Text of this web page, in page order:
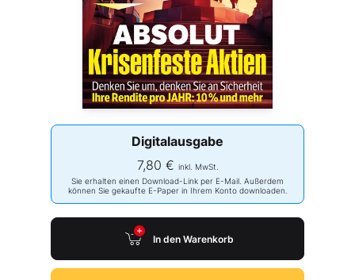
Digitalausgabe
7,80 € inkl. MwSt.
Sie erhalten einen Download-Link per E-Mail. Außerdem
können Sie gekaufte E-Paper in Ihrem Konto downloaden.
In den Warenkorb